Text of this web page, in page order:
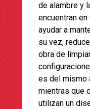
de alambre y
encuentran
ayudar a
su vez,
obra de
es del mismo
mientras que
utilizan un